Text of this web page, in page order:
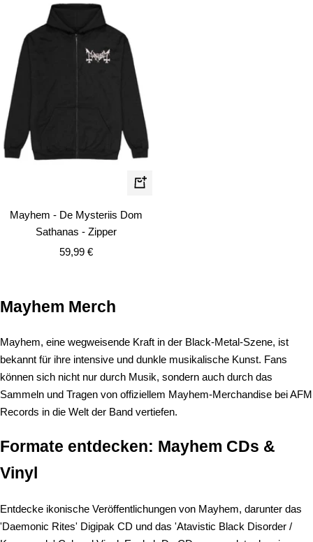
Schnellansicht
Mayhem - De Mysteriis Dom
Sathanas - Zipper
Angebotspreis
59,99 €
Mayhem Merch
Mayhem, eine wegweisende Kraft in der Black-Metal-Szene, ist
bekannt für ihre intensive und dunkle musikalische Kunst. Fans
können sich nicht nur durch Musik, sondern auch durch das
Sammeln und Tragen von offiziellem Mayhem-Merchandise bei AFM
Records in die Welt der Band vertiefen.
Formate entdecken: Mayhem CDs &
Vinyl
Entdecke ikonische Veröffentlichungen von Mayhem, darunter das
'Daemonic Rites' Digipak CD und das 'Atavistic Black Disorder /